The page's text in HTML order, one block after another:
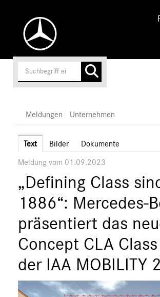
Unternehmen
Marken & Produkte
MEDIA
ÜBER UNS
ANSPRECHPARTNER
Meldungen Unternehmen
Text Bilder Dokumente
Meldung vom 01.09.2023
„Defining Class
1886“: Mercedes-
präsentiert das
Concept CLA
der IAA MOBILITY